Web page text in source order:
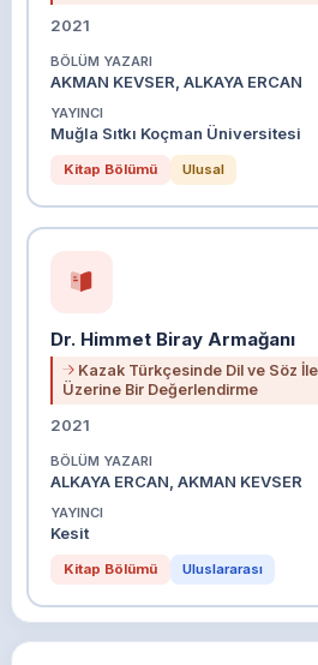
2021
BÖLÜM YAZARI
AKMAN KEVSER, ALKAYA ERCAN
YAYINCI
Muğla Sıtkı Koçman Üniversitesi
Kitap Bölümü Ulusal
Dr. Himmet Biray Armağanı
Kazak Türkçesinde Dil ve Söz
Üzerine Bir Değerlendirme
2021
BÖLÜM YAZARI
ALKAYA ERCAN, AKMAN KEVSER
YAYINCI
Kesit
Kitap Bölümü Uluslararası